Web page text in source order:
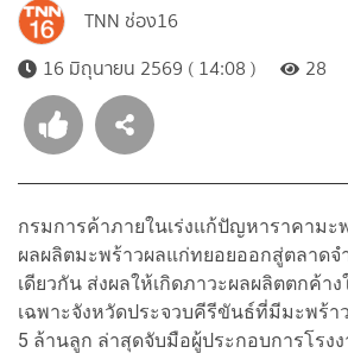
TNN ช่อง16
16 มิถุนายน 2569 ( 14:08 )
28
กรมการค้าภายในเร่งแก้ปัญหาราคามะ
ผลผลิตมะพร้าวผลแก่ทยอยออกสู่ตลาดจ
เดียวกัน ส่งผลให้เกิดภาวะผลผลิตตกค้า
เฉพาะจังหวัดประจวบคีรีขันธ์ที่มีมะพร้า
5 ล้านลูก ล่าสุดจับมือผู้ประกอบการโรง